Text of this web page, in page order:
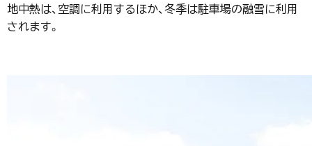
地中熱は、空調に利用するほか、冬季は駐車場の融雪に利用
されます。